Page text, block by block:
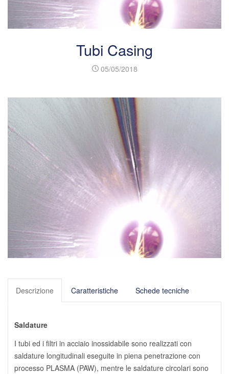
Tubi Casing
05/05/2018
Descrizione Caratteristiche Schede tecniche
Saldature
I tubi ed i filtri in acciaio inossidabile sono realizzati con
saldature longitudinali eseguite in piena penetrazione con
processo PLASMA (PAW), mentre le saldature circolari sono